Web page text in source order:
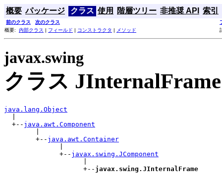
概要 パッケージ クラス 使用 階層ツリー 非推奨 API 索引
前のクラス 次のクラス
概要: 内部クラス | フィールド | コンストラクタ | メソッド
javax.swing
クラス JInternalFrame
java.lang.Object
  +--
java.awt.Component
        +--
java.awt.Container
              +--
javax.swing.JComponent
                    +--
javax.swing.JInternalFrame